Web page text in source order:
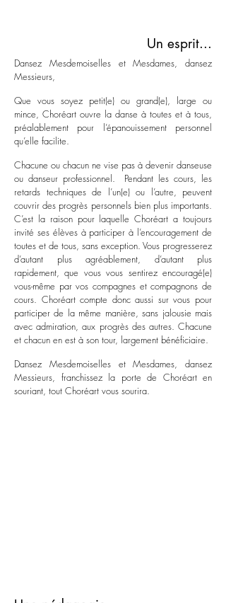
Un esprit...
Dansez Mesdemoiselles et Mesdames, dansez
Messieurs,
Que vous soyez petit(e) ou grand(e), large ou
mince, Choréart ouvre la danse à toutes et à tous,
préalablement pour l’épanouissement personnel
qu’elle facilite.
Chacune ou chacun ne vise pas à devenir danseuse
ou danseur professionnel. Pendant les cours, les
retards techniques de l’un(e) ou l’autre, peuvent
couvrir des progrès personnels bien plus importants.
C’est la raison pour laquelle Choréart a toujours
invité ses élèves à participer à l’encouragement de
toutes et de tous, sans exception. Vous progresserez
d’autant plus agréablement, d’autant plus
rapidement, que vous vous sentirez encouragé(e)
vous-même par vos compagnes et compagnons de
cours. Choréart compte donc aussi sur vous pour
participer de la même manière, sans jalousie mais
avec admiration, aux progrès des autres. Chacune
et chacun en est à son tour, largement bénéficiaire.
Dansez Mesdemoiselles et Mesdames, dansez
Messieurs, franchissez la porte de Choréart en
souriant, tout Choréart vous sourira.